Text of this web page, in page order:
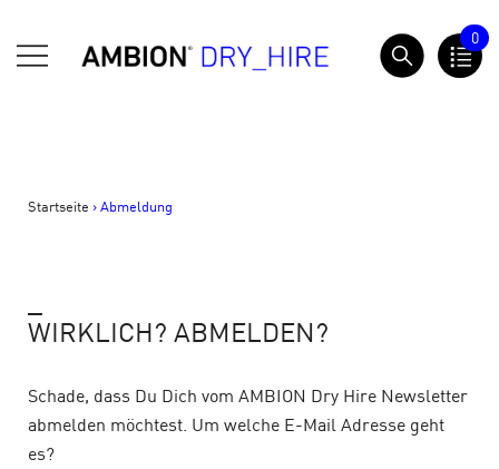
zum
Inhalt
AMBION Dry Hire
0
Startseite >Abmeldung
WIRKLICH? ABMELDEN?
Schade, dass Du Dich vom AMBION Dry Hire Newsletter
abmelden möchtest. Um welche E-Mail Adresse geht
es?